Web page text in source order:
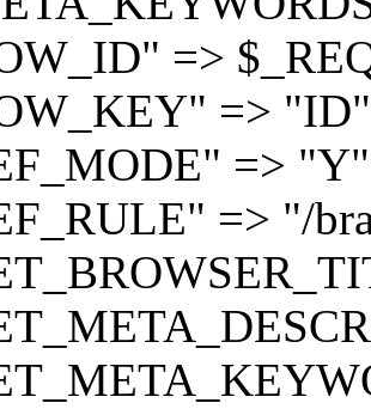
=>
=>
=>
=> "/